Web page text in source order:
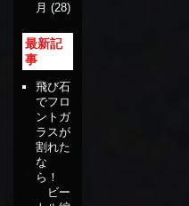
月 (28)
最新記
事
飛び石
でフロ
ントガ
ラスが
割れた
な
ら！
ビー